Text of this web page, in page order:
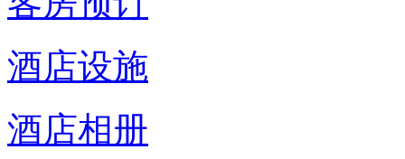
酒店设施
酒店相册